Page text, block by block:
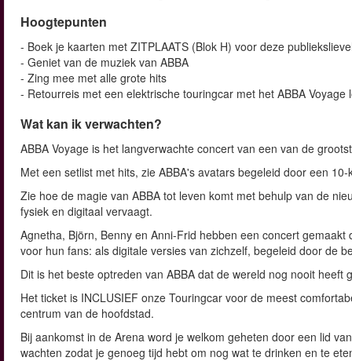
Hoogtepunten
- Boek je kaarten met ZITPLAATS (Blok H) voor deze
- Geniet van de muziek van ABBA
- Zing mee met alle grote hits
- Retourreis met een elektrische touringcar met het ABBA Voyage
Wat kan ik verwachten?
ABBA Voyage is het langverwachte concert van een van de
Met een setlist met hits, zie ABBA's avatars begeleid door een
Zie hoe de magie van ABBA tot leven komt met behulp van de
fysiek en digitaal vervaagt.
Agnetha, Björn, Benny en Anni-Frid hebben een concert
voor hun fans: als digitale versies van zichzelf, begeleid door de
Dit is het beste optreden van ABBA dat de wereld nog nooit heeft
Het ticket is INCLUSIEF onze Touringcar voor de meest
centrum van de hoofdstad.
Bij aankomst in de Arena word je welkom geheten door een lid
wachten zodat je genoeg tijd hebt om nog wat te drinken en te